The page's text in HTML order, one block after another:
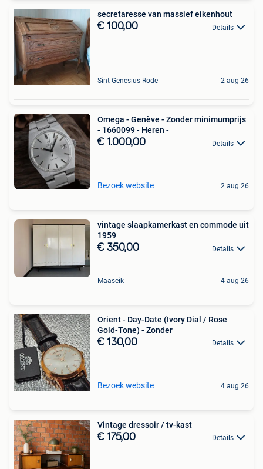
secretaresse van massief eikenhout
€ 100,00 Details
Sint-Genesius-Rode 2 aug 26
Omega - Genève - Zonder minimumprijs
- 1660099 - Heren -
€ 1.000,00 Details
Bezoek website 2 aug 26
vintage slaapkamerkast en commode uit
1959
€ 350,00 Details
Maaseik 4 aug 26
Orient - Day-Date (Ivory Dial / Rose
Gold-Tone) - Zonder
€ 130,00 Details
Bezoek website 4 aug 26
Vintage dressoir / tv-kast
€ 175,00 Details